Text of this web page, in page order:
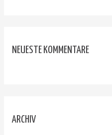
NEUESTE KOMMENTARE
ARCHIV